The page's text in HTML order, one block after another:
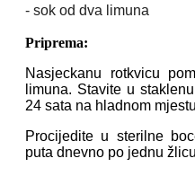
- sok od dva limuna
Priprema:
Nasjeckanu rotkvicu
limuna. Stavite u
24 sata na hladnom
Procijedite u sterilne
puta dnevno po jednu